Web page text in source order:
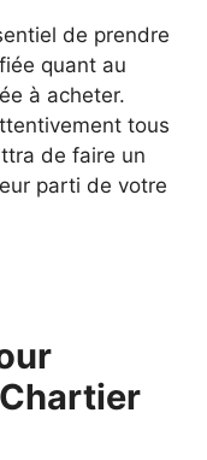
de prendre
quant au
à acheter.
tous
de faire un
parti de votre